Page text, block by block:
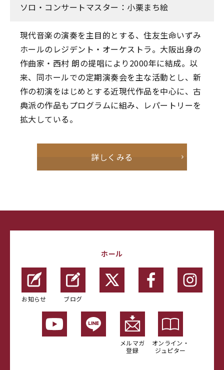
ソロ・コンサートマスター：小栗まち絵
現代音楽の演奏を主目的とする、住友生命いずみ
ホールのレジデント・オーケストラ。大阪出身の
作曲家・西村 朗の提唱により2000年に結成。以
来、同ホールでの定期演奏会を主な活動とし、新
作の初演をはじめとする近現代作品を中心に、古
典派の作品もプログラムに組み、レパートリーを
拡大している。
詳しくみる
ホール
お知らせ ブログ
メルマガ
登録
オンライン・
ジュピター